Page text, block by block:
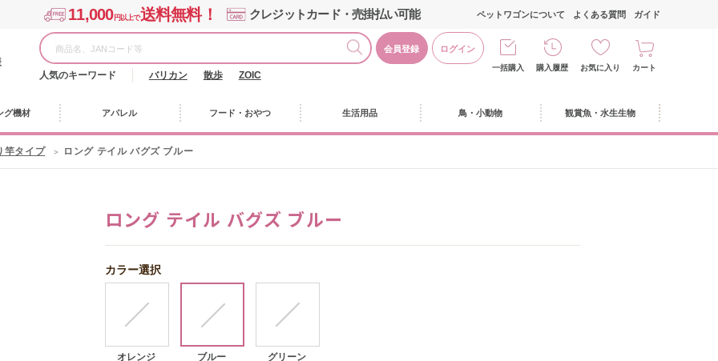
11,000円以上で送料無料！ クレジットカード・売掛払い可能
会員登録 ログイン
人気のキーワード バリカン 散歩 ZOIC
ペットワゴンについて よくある質問 ガイド
一括購入 購入履歴 お気に入り カート
グ機材 アパレル フード・おやつ 生活用品 鳥・小動物 観賞魚・水生生物
竿タイプ ロング テイル バグズ ブルー
ロング テイル バグズ ブルー
カラー選択
オレンジ ブルー グリーン